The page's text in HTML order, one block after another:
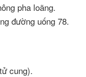
pha loãng.
đường uống 78.
cung).